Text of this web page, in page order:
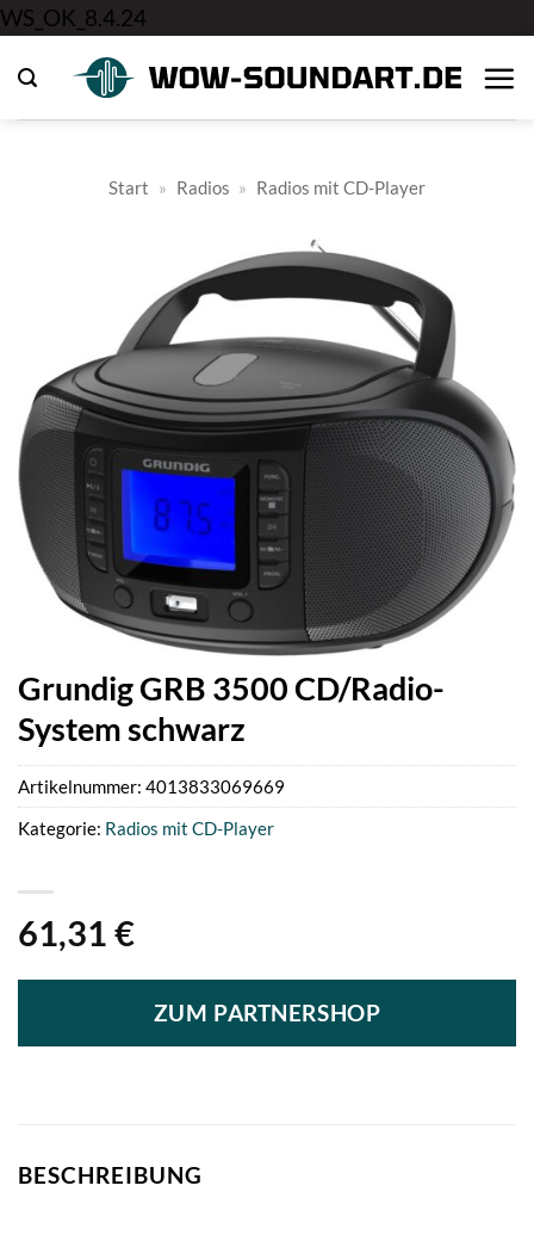
WS_OK_8.4.24
springen
Start » Radios » Radios mit CD-Player
Grundig GRB 3500 CD/Radio-
System schwarz
61,31 €
ZUM PARTNERSHOP
Artikelnummer: 4013833069669
Kategorie: Radios mit CD-Player
BESCHREIBUNG